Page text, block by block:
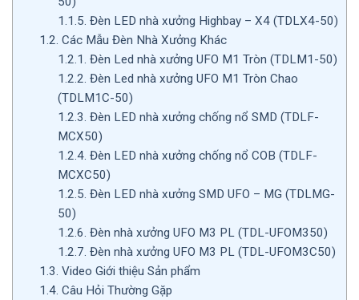
1.1.5. Đèn LED nhà xưởng Highbay – X4 (TDLX4-50)
1.2. Các Mẫu Đèn Nhà Xưởng Khác
1.2.1. Đèn Led nhà xưởng UFO M1 Tròn (TDLM1-50)
1.2.2. Đèn Led nhà xưởng UFO M1 Tròn Chao
(TDLM1C-50)
1.2.3. Đèn LED nhà xưởng chống nổ SMD (TDLF-
MCX50)
1.2.4. Đèn LED nhà xưởng chống nổ COB (TDLF-
MCXC50)
1.2.5. Đèn LED nhà xưởng SMD UFO – MG (TDLMG-
50)
1.2.6. Đèn nhà xưởng UFO M3 PL (TDL-UFOM350)
1.2.7. Đèn nhà xưởng UFO M3 PL (TDL-UFOM3C50)
1.3. Video Giới thiệu Sản phẩm
1.4. Câu Hỏi Thường Gặp